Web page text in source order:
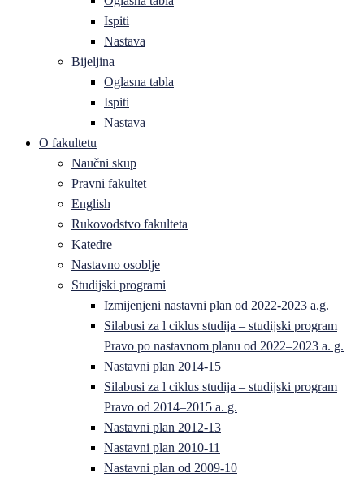
Ispiti
Nastava
Bijeljina
Oglasna tabla
Ispiti
Nastava
O fakultetu
Naučni skup
Pravni fakultet
English
Rukovodstvo fakulteta
Katedre
Nastavno osoblje
Studijski programi
Izmijenjeni nastavni plan od 2022-2023 a.g.
Silabusi za l ciklus studija – studijski program
Pravo po nastavnom planu od 2022–2023 a. g.
Nastavni plan 2014-15
Silabusi za l ciklus studija – studijski program
Pravo od 2014–2015 a. g.
Nastavni plan 2012-13
Nastavni plan 2010-11
Nastavni plan od 2009-10